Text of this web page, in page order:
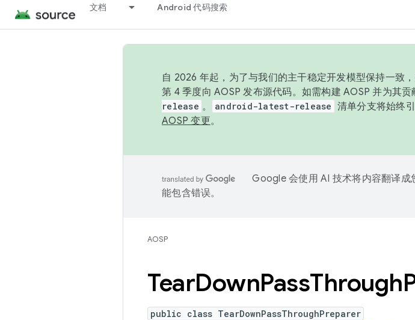
文档 Android 代码搜索
自 2026 年起，为了与我们的主干稳定开发模型保持一致
第 4 季度向 AOSP 发布源代码。如需构建 AOSP 并为其
release 。 android-latest-release 清单分支将始终
AOSP 变更。
Google 会使用 AI 技术将内容翻译成
能包含错误。
AOSP
TearDownPassThrough
public class TearDownPassThroughPreparer